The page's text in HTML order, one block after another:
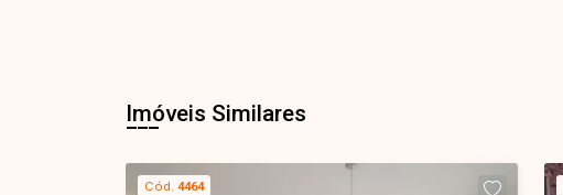
Imóveis Similares
Cód. 4464